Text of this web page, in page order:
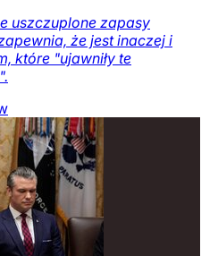
uszczuplone zapasy
że jest inaczej i
które "ujawniły te